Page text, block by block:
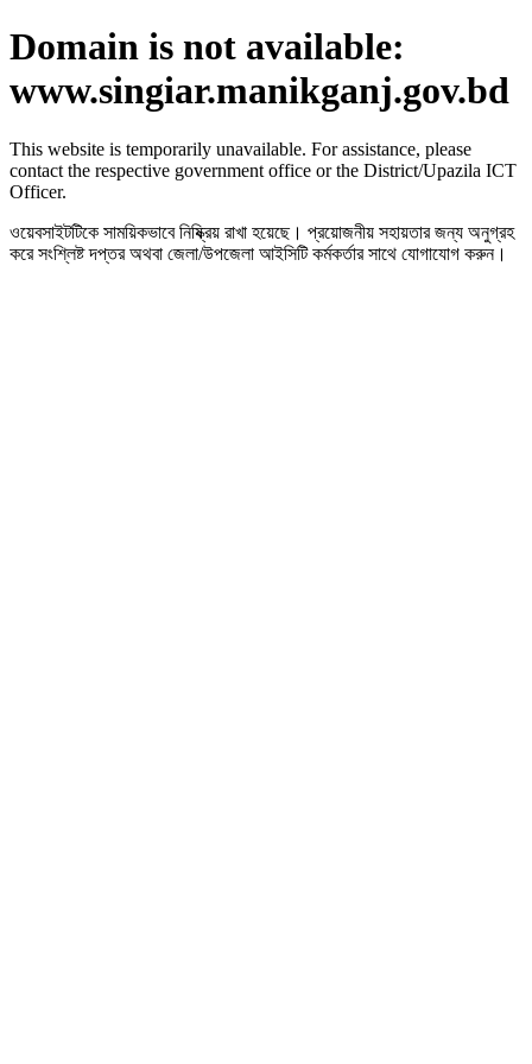
Domain is not available:
www.singiar.manikganj.gov.bd
This website is temporarily unavailable. For assistance, please
contact the respective government office or the District/Upazila ICT
Officer.
ওয়েবসাইটটিকে সাময়িকভাবে নিষ্ক্রিয় রাখা হয়েছে। প্রয়োজনীয় সহায়তার জন্য অনুগ্রহ
করে সংশ্লিষ্ট দপ্তর অথবা জেলা/উপজেলা আইসিটি কর্মকর্তার সাথে যোগাযোগ করুন।